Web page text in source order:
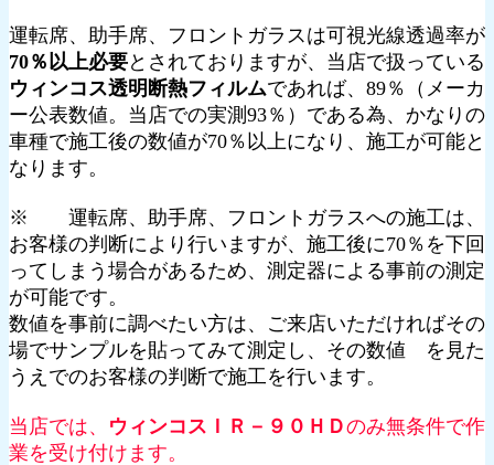
運転席、助手席、フロントガラスは可視光線透過率が
70％以上必要とされておりますが、当店で扱っている
ウィンコス透明断熱フィルムであれば、89％（メーカ
ー公表数値。当店での実測93％）である為、かなりの
車種で施工後の数値が70％以上になり、施工が可能と
なります。
※ 運転席、助手席、フロントガラスへの施工は、
お客様の判断により行いますが、施工後に70％を下回
ってしまう場合があるため、測定器による事前の測定
が可能です。
数値を事前に調べたい方は、ご来店いただければその
場でサンプルを貼ってみて測定し、その数値 を見た
うえでのお客様の判断で施工を行います。
当店では、 ウィンコスＩＲ－９０ＨＤのみ無条件で作
業を受け付けます。